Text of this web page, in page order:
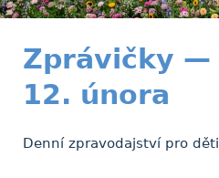
Zprávičky —
12. února
Denní zpravodajství pro děti